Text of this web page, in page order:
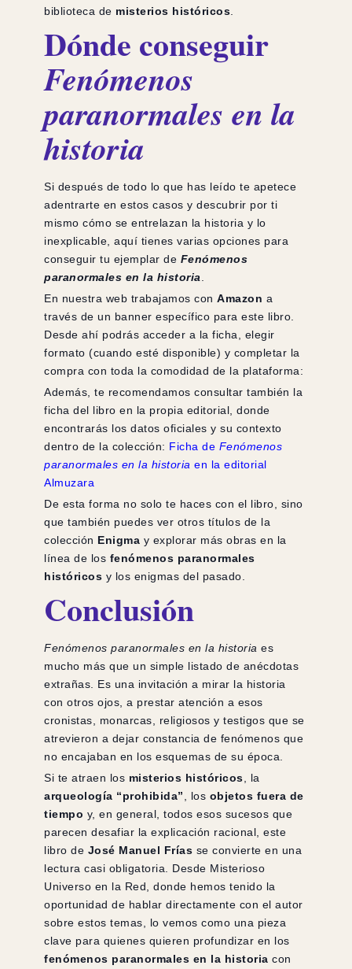
biblioteca de misterios históricos
Dónde conseguir
Fenómenos
paranormales en la
historia
Si después de todo lo que has leído te apetece
adentrarte en estos casos y descubrir por ti
mismo cómo se entrelazan la historia y lo
inexplicable, aquí tienes varias opciones para
conseguir tu ejemplar de Fenómenos
paranormales en la historia
En nuestra web trabajamos con Amazon a
través de un banner específico para este libro.
Desde ahí podrás acceder a la ficha, elegir
formato (cuando esté disponible) y completar la
compra con toda la comodidad de la plataforma:
Además, te recomendamos consultar también la
ficha del libro en la propia editorial, donde
encontrarás los datos oficiales y su contexto
dentro de la colección: Ficha de Fenómenos
paranormales en la historia en la editorial
Almuzara
De esta forma no solo te haces con el libro, sino
que también puedes ver otros títulos de la
colección Enigma y explorar más obras en la
línea de los fenómenos paranormales
históricos y los enigmas del pasado.
Conclusión
Fenómenos paranormales en la historia es
mucho más que un simple listado de anécdotas
extrañas. Es una invitación a mirar la historia
con otros ojos, a prestar atención a esos
cronistas, monarcas, religiosos y testigos que se
atrevieron a dejar constancia de fenómenos que
no encajaban en los esquemas de su época.
Si te atraen los misterios históricos , la
arqueología “prohibida” , los objetos fuera de
tiempo y, en general, todos esos sucesos que
parecen desafiar la explicación racional, este
libro de José Manuel Frías se convierte en una
lectura casi obligatoria. Desde Misterioso
Universo en la Red, donde hemos tenido la
oportunidad de hablar directamente con el autor
sobre estos temas, lo vemos como una pieza
clave para quienes quieren profundizar en los
fenómenos paranormales en la historia con